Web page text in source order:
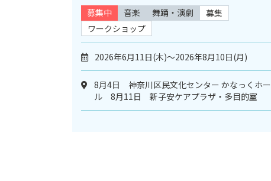
募集中 音楽 舞踊・演劇
募集
ワークショップ
2026年6月11日(木)～2026年8月10日(月)
8月4日 神奈川区民文化センター かなっくホー
ル 8月11日 新子安ケアプラザ・多目的室